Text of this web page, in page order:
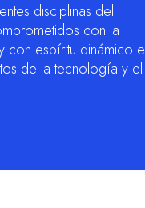
disciplinas del
con la
con espíritu dinámico e
de la tecnología y el